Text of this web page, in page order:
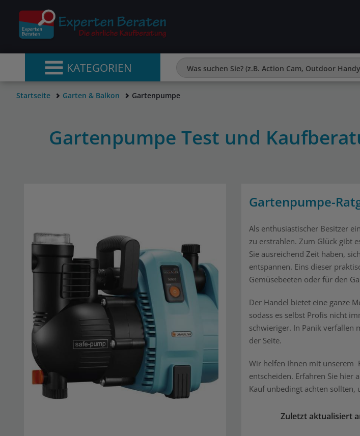
KATEGORIEN
Startseite Garten & Balkon Gartenpumpe
Gartenpumpe Test und
Gartenpumpe-
Als enthusiastischer Besitzer
zu erstrahlen. Zum Glück gibt
Sie ausreichend Zeit haben,
entspannen. Eins dieser
Gemüsebeeten oder für den
Der Handel bietet eine ganze
sodass es selbst Profis nicht
schwieriger. In Panik verfallen
der Seite.
Wir helfen Ihnen mit unserem
entscheiden. Erfahren Sie hier
Kauf unbedingt achten sollten,
Zuletzt aktualisiert